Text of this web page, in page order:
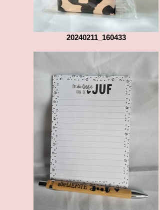
20240211_160433